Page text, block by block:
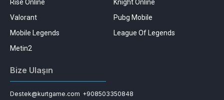
Rise Online
Knight Online
Valorant
Pubg Mobile
Mobile Legends
League Of Legends
Metin2
Bize Ulaşın
Destek@kurtgame.com +908503350848